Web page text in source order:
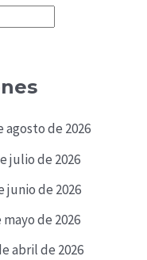
agosto de 2026
julio de 2026
junio de 2026
mayo de 2026
abril de 2026